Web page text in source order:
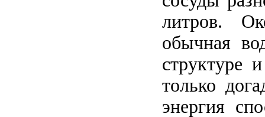
литров.
обычная
структуре
только
энергия